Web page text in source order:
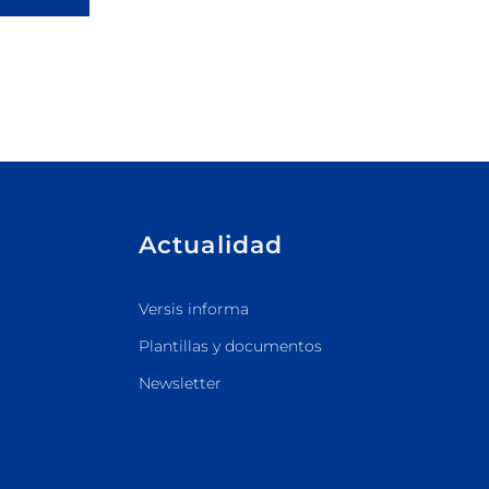
Actualidad
Versis informa
Plantillas y documentos
Newsletter